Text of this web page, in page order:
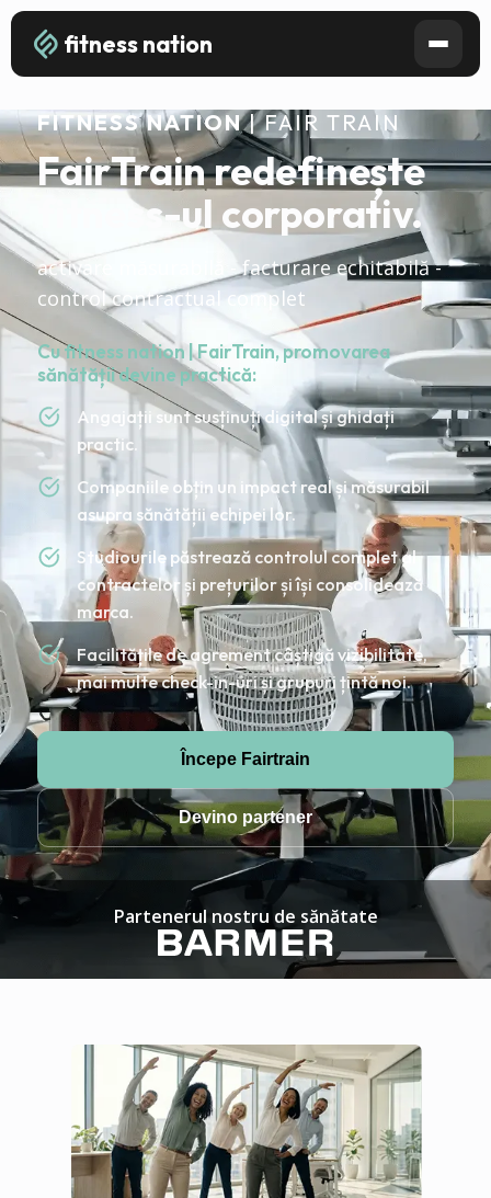
fitness nation
FITNESS NATION| FAIR TRAIN
FairTrain redefinește
fitness-ul corporativ.
activare măsurabilă - facturare echitabilă -
control contractual complet
Cu fitness nation | FairTrain, promovarea
sănătății devine practică:
Angajații sunt susținuți digital și ghidați
practic.
Companiile obțin un impact real și măsurabil
asupra sănătății echipei lor.
Studiourile păstrează controlul complet al
contractelor și prețurilor și își consolidează
marca.
Facilitățile de agrement câștigă vizibilitate,
mai multe check-in-uri și grupuri țintă noi.
Începe Fairtrain
Devino partener
Partenerul nostru de sănătate